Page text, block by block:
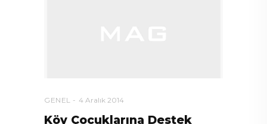
GENEL 4 Aralık 2014
Köy Çocuklarına Destek